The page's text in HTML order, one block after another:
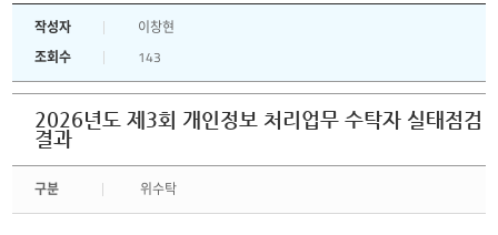
작성자
이창현
조회수
143
2026년도 제3회 개인정보 처리업무 수탁자 실태점검
결과
구분 위수탁